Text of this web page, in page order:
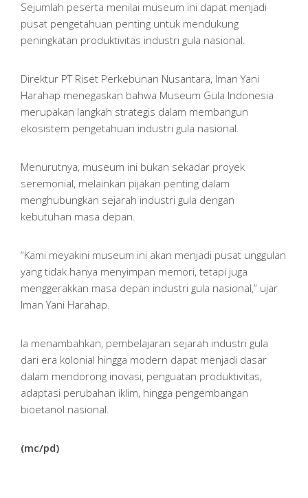
Sejumlah peserta menilai museum ini dapat menjadi
pusat pengetahuan penting untuk mendukung
peningkatan produktivitas industri gula nasional.
Direktur PT Riset Perkebunan Nusantara, Iman Yani
Harahap menegaskan bahwa Museum Gula Indonesia
merupakan langkah strategis dalam membangun
ekosistem pengetahuan industri gula nasional.
Menurutnya, museum ini bukan sekadar proyek
seremonial, melainkan pijakan penting dalam
menghubungkan sejarah industri gula dengan
kebutuhan masa depan.
“Kami meyakini museum ini akan menjadi pusat unggulan
yang tidak hanya menyimpan memori, tetapi juga
menggerakkan masa depan industri gula nasional,” ujar
Iman Yani Harahap.
Ia menambahkan, pembelajaran sejarah industri gula
dari era kolonial hingga modern dapat menjadi dasar
dalam mendorong inovasi, penguatan produktivitas,
adaptasi perubahan iklim, hingga pengembangan
bioetanol nasional.
(mc/pd)